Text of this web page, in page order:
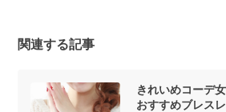
関連する記事
きれいめコーデ
おすすめブレス